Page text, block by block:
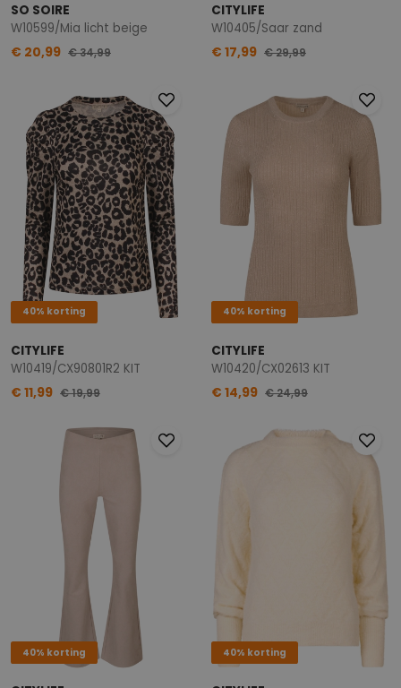
SO SOIRE
W10599/Mia licht beige
€ 20,99 € 34,99
CITYLIFE
W10405/Saar zand
€ 17,99 € 29,99
40% korting
CITYLIFE
W10419/CX90801R2 KIT
€ 11,99 € 19,99
40% korting
CITYLIFE
W10420/CX02613 KIT
€ 14,99 € 24,99
40% korting 40% korting